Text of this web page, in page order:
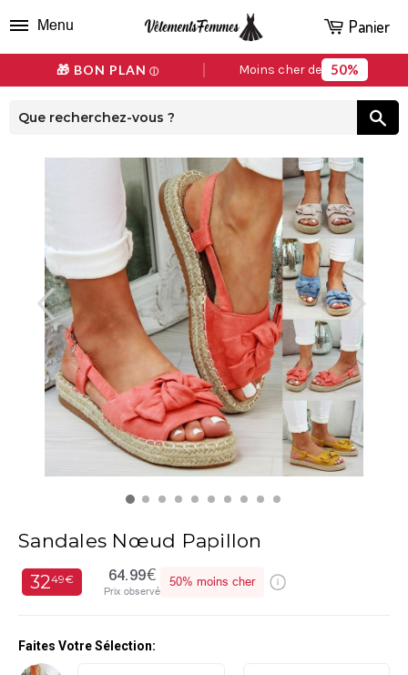
🎁 BON PLAN ⓘ Moins cher de 50%
Menu Panier
Sandales Nœud Papillon
3249€ 64.99€
Prix observé
50% moins cher
Faites Votre Sélection: